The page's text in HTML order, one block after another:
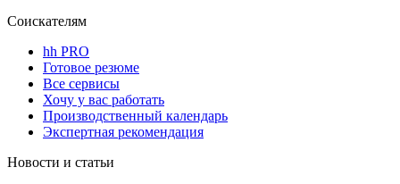
Соискателям
hh PRO
Готовое резюме
Все сервисы
Хочу у вас работать
Производственный календарь
Экспертная рекомендация
Новости и статьи